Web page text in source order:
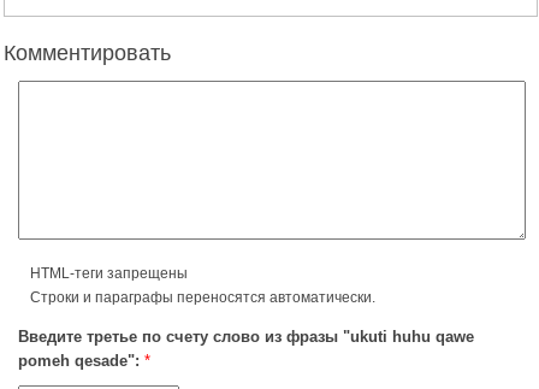
Комментировать
HTML-теги запрещены
Строки и параграфы переносятся автоматически.
Введите третье по счету слово из фразы "ukuti huhu qawe
pomeh qesade": *